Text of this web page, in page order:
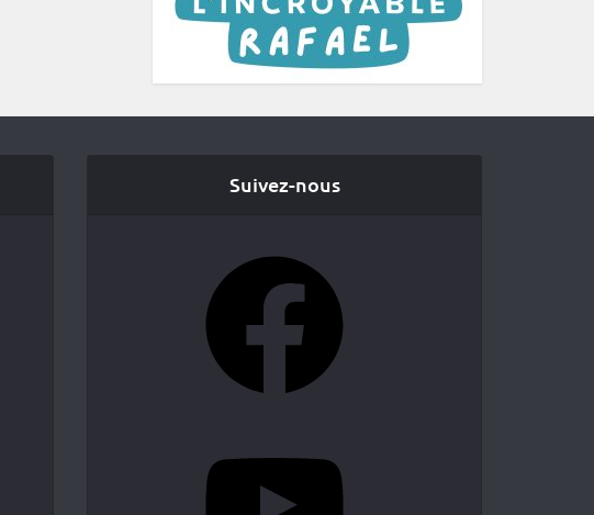
Suivez-nous